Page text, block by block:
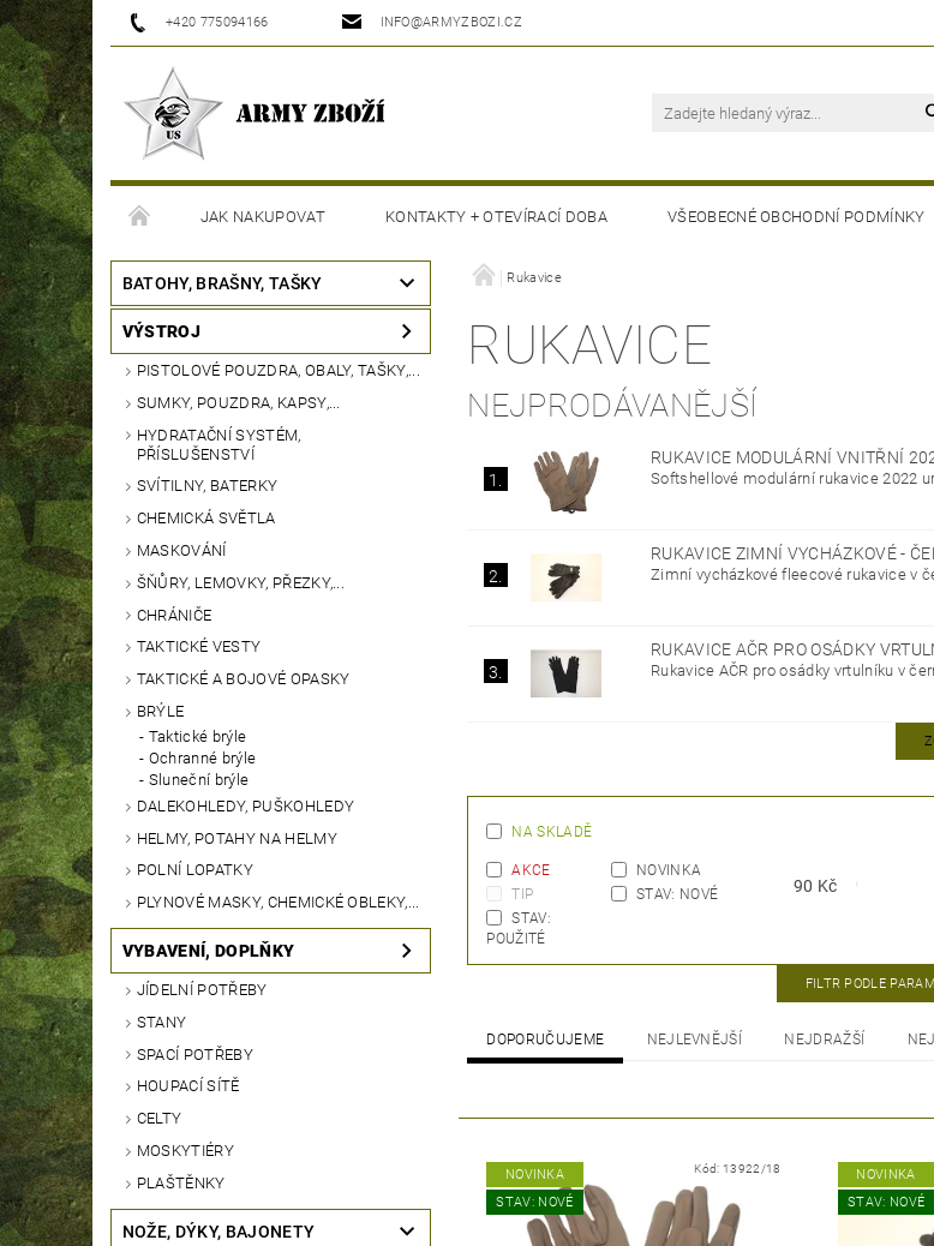
+420 775094166 INFO@ARMYZBOZI.CZ
JAK NAKUPOVAT KONTAKTY + OTEVÍRACÍ DOBA VŠEOBECNÉ OBCHODNÍ PODMÍNKY
MOJE OBJEDNÁVKA
BATOHY, BRAŠNY, TAŠKY
VÝSTROJ
PISTOLOVÉ POUZDRA, OBALY, TAŠKY,...
SUMKY, POUZDRA, KAPSY,...
HYDRATAČNÍ SYSTÉM,
PŘÍSLUŠENSTVÍ
SVÍTILNY, BATERKY
CHEMICKÁ SVĚTLA
MASKOVÁNÍ
ŠŇŮRY, LEMOVKY, PŘEZKY,...
CHRÁNIČE
TAKTICKÉ VESTY
TAKTICKÉ A BOJOVÉ OPASKY
BRÝLE
Taktické brýle
Ochranné brýle
Sluneční brýle
DALEKOHLEDY, PUŠKOHLEDY
HELMY, POTAHY NA HELMY
POLNÍ LOPATKY
PLYNOVÉ MASKY, CHEMICKÉ OBLEKY,...
VYBAVENÍ, DOPLŇKY
JÍDELNÍ POTŘEBY
STANY
SPACÍ POTŘEBY
HOUPACÍ SÍTĚ
CELTY
MOSKYTIÉRY
PLAŠTĚNKY
NOŽE, DÝKY, BAJONETY
Rukavice
RUKAVICE
NEJPRODÁVANĚJŠÍ
1.
RUKAVICE MODULÁRNÍ VNITŘNÍ
Softshellové modulární rukavice 2022
2.
RUKAVICE ZIMNÍ VYCHÁZKOVÉ -
Zimní vycházkové fleecové rukavice v
3.
RUKAVICE AČR PRO OSÁDKY
Rukavice AČR pro osádky vrtulníku v
NA SKLADĚ
AKCE
NOVINKA
TIP
STAV: NOVÉ
STAV:
POUŽITÉ
90 Kč
FILTR PODLE
DOPORUČUJEME NEJLEVNĚJŠÍ NEJDRAŽŠÍ
NOVINKA
STAV: NOVÉ
Kód: 13922/18
NOVINKA
STAV: NOVÉ